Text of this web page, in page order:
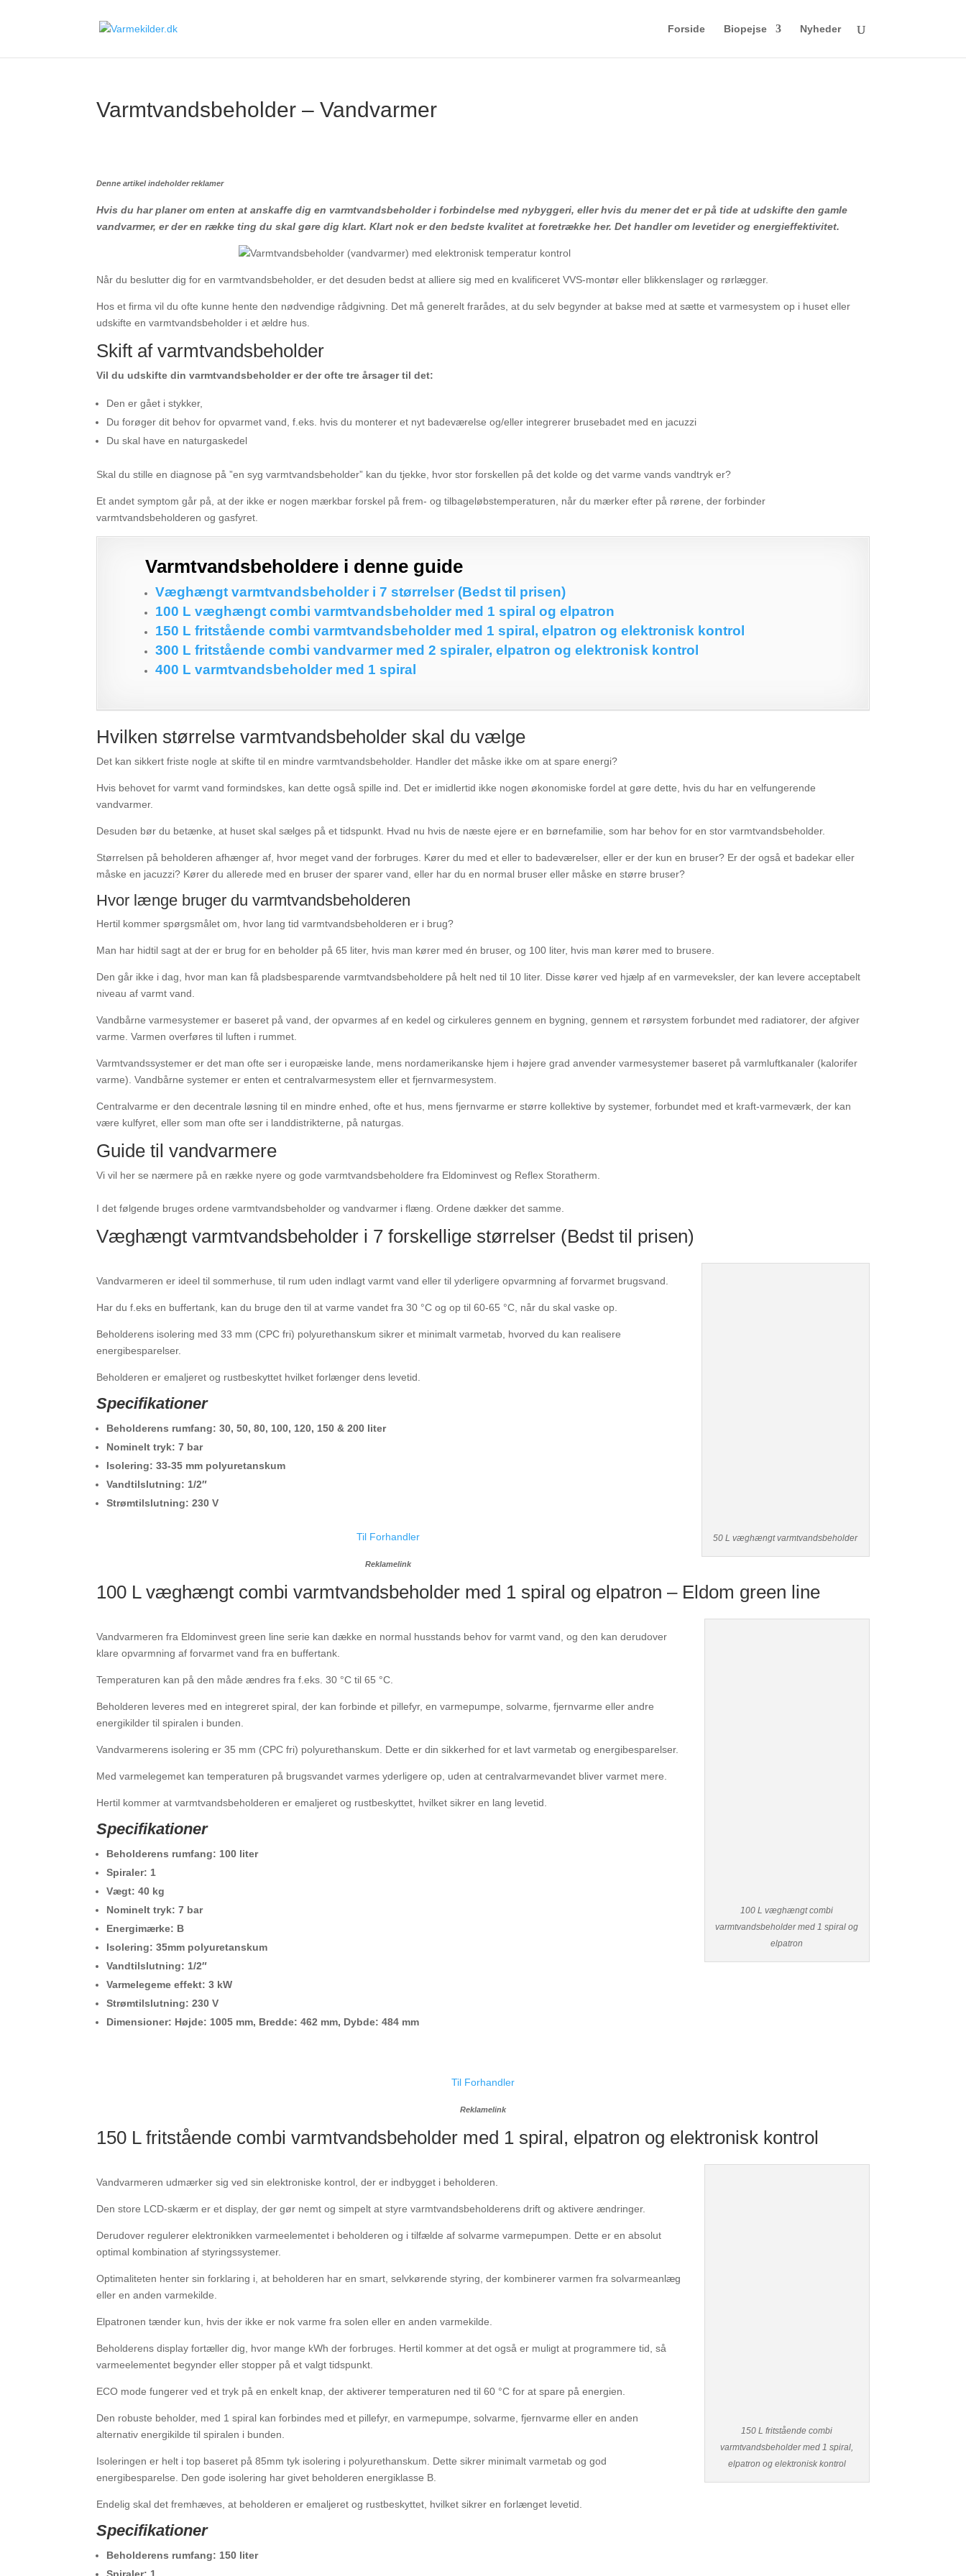
Forside Biopejse Nyheder
Varmtvandsbeholder – Vandvarmer
Denne artikel indeholder reklamer
Hvis du har planer om enten at anskaffe dig en varmtvandsbeholder i forbindelse med nybyggeri, eller hvis du mener det er på tide at udskifte den gamle
vandvarmer, er der en række ting du skal gøre dig klart. Klart nok er den bedste kvalitet at foretrække her. Det handler om levetider og energieffektivitet.
Når du beslutter dig for en varmtvandsbeholder, er det desuden bedst at alliere sig med en kvalificeret VVS-montør eller blikkenslager og rørlægger.
Hos et firma vil du ofte kunne hente den nødvendige rådgivning. Det må generelt frarådes, at du selv begynder at bakse med at sætte et varmesystem op i huset eller
udskifte en varmtvandsbeholder i et ældre hus.
Skift af varmtvandsbeholder
Vil du udskifte din varmtvandsbeholder er der ofte tre årsager til det:
Den er gået i stykker,
Du forøger dit behov for opvarmet vand, f.eks. hvis du monterer et nyt badeværelse og/eller integrerer brusebadet med en jacuzzi
Du skal have en naturgaskedel
Skal du stille en diagnose på ”en syg varmtvandsbeholder” kan du tjekke, hvor stor forskellen på det kolde og det varme vands vandtryk er?
Et andet symptom går på, at der ikke er nogen mærkbar forskel på frem- og tilbageløbstemperaturen, når du mærker efter på rørene, der forbinder
varmtvandsbeholderen og gasfyret.
Varmtvandsbeholdere i denne guide
Væghængt varmtvandsbeholder i 7 størrelser (Bedst til prisen)
100 L væghængt combi varmtvandsbeholder med 1 spiral og elpatron
150 L fritstående combi varmtvandsbeholder med 1 spiral, elpatron og elektronisk kontrol
300 L fritstående combi vandvarmer med 2 spiraler, elpatron og elektronisk kontrol
400 L varmtvandsbeholder med 1 spiral
Hvilken størrelse varmtvandsbeholder skal du vælge
Det kan sikkert friste nogle at skifte til en mindre varmtvandsbeholder. Handler det måske ikke om at spare energi?
Hvis behovet for varmt vand formindskes, kan dette også spille ind. Det er imidlertid ikke nogen økonomiske fordel at gøre dette, hvis du har en velfungerende
vandvarmer.
Desuden bør du betænke, at huset skal sælges på et tidspunkt. Hvad nu hvis de næste ejere er en børnefamilie, som har behov for en stor varmtvandsbeholder.
Størrelsen på beholderen afhænger af, hvor meget vand der forbruges. Kører du med et eller to badeværelser, eller er der kun en bruser? Er der også et badekar eller
måske en jacuzzi? Kører du allerede med en bruser der sparer vand, eller har du en normal bruser eller måske en større bruser?
Hvor længe bruger du varmtvandsbeholderen
Hertil kommer spørgsmålet om, hvor lang tid varmtvandsbeholderen er i brug?
Man har hidtil sagt at der er brug for en beholder på 65 liter, hvis man kører med én bruser, og 100 liter, hvis man kører med to brusere.
Den går ikke i dag, hvor man kan få pladsbesparende varmtvandsbeholdere på helt ned til 10 liter. Disse kører ved hjælp af en varmeveksler, der kan levere acceptabelt
niveau af varmt vand.
Vandbårne varmesystemer er baseret på vand, der opvarmes af en kedel og cirkuleres gennem en bygning, gennem et rørsystem forbundet med radiatorer, der afgiver
varme. Varmen overføres til luften i rummet.
Varmtvandssystemer er det man ofte ser i europæiske lande, mens nordamerikanske hjem i højere grad anvender varmesystemer baseret på varmluftkanaler (kalorifer
varme). Vandbårne systemer er enten et centralvarmesystem eller et fjernvarmesystem.
Centralvarme er den decentrale løsning til en mindre enhed, ofte et hus, mens fjernvarme er større kollektive by systemer, forbundet med et kraft-varmeværk, der kan
være kulfyret, eller som man ofte ser i landdistrikterne, på naturgas.
Guide til vandvarmere
Vi vil her se nærmere på en række nyere og gode varmtvandsbeholdere fra Eldominvest og Reflex Storatherm.
I det følgende bruges ordene varmtvandsbeholder og vandvarmer i flæng. Ordene dækker det samme.
Væghængt varmtvandsbeholder i 7 forskellige størrelser (Bedst til prisen)
50 L væghængt varmtvandsbeholder
Vandvarmeren er ideel til sommerhuse, til rum uden indlagt varmt vand eller til yderligere opvarmning af forvarmet brugsvand.
Har du f.eks en buffertank, kan du bruge den til at varme vandet fra 30 °C og op til 60-65 °C, når du skal vaske op.
Beholderens isolering med 33 mm (CPC fri) polyurethanskum sikrer et minimalt varmetab, hvorved du kan realisere
energibesparelser.
Beholderen er emaljeret og rustbeskyttet hvilket forlænger dens levetid.
Specifikationer
Beholderens rumfang: 30, 50, 80, 100, 120, 150 & 200 liter
Nominelt tryk: 7 bar
Isolering: 33-35 mm polyuretanskum
Vandtilslutning: 1/2″
Strømtilslutning: 230 V
Til Forhandler
Reklamelink
100 L væghængt combi varmtvandsbeholder med 1 spiral og elpatron – Eldom green line
100 L væghængt combi
varmtvandsbeholder med 1 spiral og
elpatron
Vandvarmeren fra Eldominvest green line serie kan dække en normal husstands behov for varmt vand, og den kan derudover
klare opvarmning af forvarmet vand fra en buffertank.
Temperaturen kan på den måde ændres fra f.eks. 30 °C til 65 °C.
Beholderen leveres med en integreret spiral, der kan forbinde et pillefyr, en varmepumpe, solvarme, fjernvarme eller andre
energikilder til spiralen i bunden.
Vandvarmerens isolering er 35 mm (CPC fri) polyurethanskum. Dette er din sikkerhed for et lavt varmetab og energibesparelser.
Med varmelegemet kan temperaturen på brugsvandet varmes yderligere op, uden at centralvarmevandet bliver varmet mere.
Hertil kommer at varmtvandsbeholderen er emaljeret og rustbeskyttet, hvilket sikrer en lang levetid.
Specifikationer
Beholderens rumfang: 100 liter
Spiraler: 1
Vægt: 40 kg
Nominelt tryk: 7 bar
Energimærke: B
Isolering: 35mm polyuretanskum
Vandtilslutning: 1/2″
Varmelegeme effekt: 3 kW
Strømtilslutning: 230 V
Dimensioner: Højde: 1005 mm, Bredde: 462 mm, Dybde: 484 mm
Til Forhandler
Reklamelink
150 L fritstående combi varmtvandsbeholder med 1 spiral, elpatron og elektronisk kontrol
150 L fritstående combi
varmtvandsbeholder med 1 spiral,
elpatron og elektronisk kontrol
Vandvarmeren udmærker sig ved sin elektroniske kontrol, der er indbygget i beholderen.
Den store LCD-skærm er et display, der gør nemt og simpelt at styre varmtvandsbeholderens drift og aktivere ændringer.
Derudover regulerer elektronikken varmeelementet i beholderen og i tilfælde af solvarme varmepumpen. Dette er en absolut
optimal kombination af styringssystemer.
Optimaliteten henter sin forklaring i, at beholderen har en smart, selvkørende styring, der kombinerer varmen fra solvarmeanlæg
eller en anden varmekilde.
Elpatronen tænder kun, hvis der ikke er nok varme fra solen eller en anden varmekilde.
Beholderens display fortæller dig, hvor mange kWh der forbruges. Hertil kommer at det også er muligt at programmere tid, så
varmeelementet begynder eller stopper på et valgt tidspunkt.
ECO mode fungerer ved et tryk på en enkelt knap, der aktiverer temperaturen ned til 60 °C for at spare på energien.
Den robuste beholder, med 1 spiral kan forbindes med et pillefyr, en varmepumpe, solvarme, fjernvarme eller en anden
alternativ energikilde til spiralen i bunden.
Isoleringen er helt i top baseret på 85mm tyk isolering i polyurethanskum. Dette sikrer minimalt varmetab og god
energibesparelse. Den gode isolering har givet beholderen energiklasse B.
Endelig skal det fremhæves, at beholderen er emaljeret og rustbeskyttet, hvilket sikrer en forlænget levetid.
Specifikationer
Beholderens rumfang: 150 liter
Spiraler: 1